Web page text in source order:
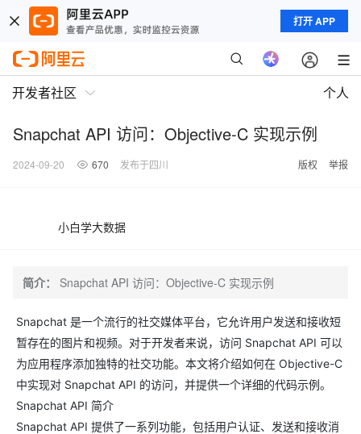
打开 APP
开发者社区 个人
Snapchat API 访问：Objective-C 实现示例
2024-09-20 670 发布于四川 版权 举报
小白学大数据
简介： Snapchat API 访问：Objective-C 实现示例
Snapchat 是一个流行的社交媒体平台，它允许用户发送和接收短
暂存在的图片和视频。对于开发者来说，访问 Snapchat API 可以
为应用程序添加独特的社交功能。本文将介绍如何在 Objective-C
中实现对 Snapchat API 的访问，并提供一个详细的代码示例。
Snapchat API 简介
Snapchat API 提供了一系列功能，包括用户认证、发送和接收消